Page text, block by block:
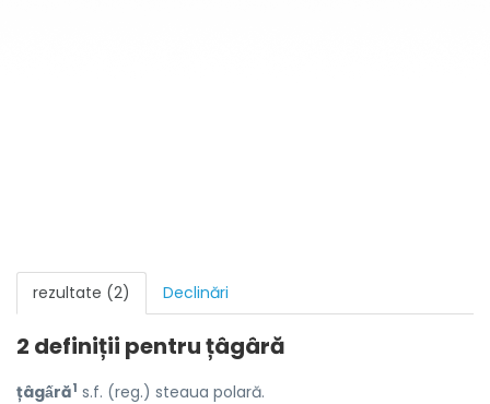
rezultate (2) Declinări
2 definiții pentruțâgâră
țâgấră1 s.f. (reg.) steaua polară.